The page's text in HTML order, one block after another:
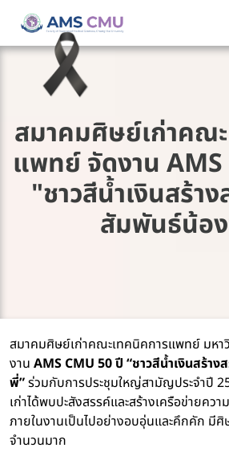
สมาคมศิษย์เก่าคณ
แพทย์ จัดงาน AMS
"ชาวสีน้ำเงินสร้า
สัมพันธ์น้อ
สมาคมศิษย์เก่าคณะเทคนิคการแพทย์ มหา
งาน AMS CMU 50 ปี “ชาวสีน้ำเงินสร้า
พี่”ร่วมกับการประชุมใหญ่สามัญประจำปี
เก่าได้พบปะสังสรรค์และสร้างเครือข่ายคว
ภายในงานเป็นไปอย่างอบอุ่นและคึกคัก มีศิ
จำนวนมาก